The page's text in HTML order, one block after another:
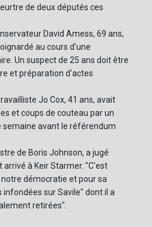
de deux députés ces
David Amess, 69 ans,
au cours d'une
Un suspect de 25 ans doit être
et préparation d'actes
Jo Cox, 41 ans, avait
et coups de couteau par un
avant le référendum
de Boris Johnson, a jugé
à Keir Starmer. "C'est
démocratie et pour sa
sur Savile" dont il a
retirées".